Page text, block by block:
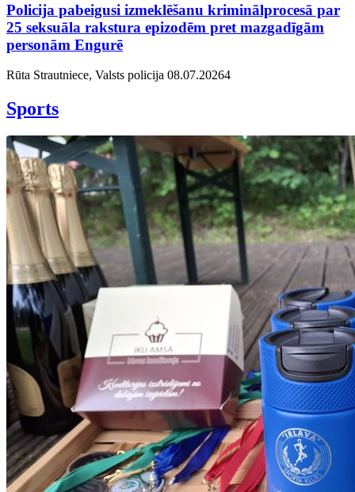
Policija pabeigusi izmeklēšanu kriminālprocesā par
25 seksuāla rakstura epizodēm pret mazgadīgām
personām Engurē
Rūta Strautniece, Valsts policija 08.07.20264
Sports